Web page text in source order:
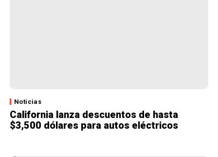
Noticias
California lanza descuentos de hasta
$3,500 dólares para autos eléctricos